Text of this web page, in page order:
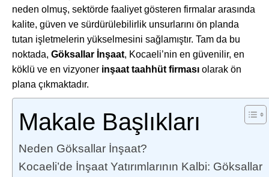
neden olmuş, sektörde faaliyet gösteren firmalar arasında
kalite, güven ve sürdürülebilirlik unsurlarını ön planda
tutan işletmelerin yükselmesini sağlamıştır. Tam da bu
noktada, Göksallar İnşaat, Kocaeli’nin en güvenilir, en
köklü ve en vizyoner inşaat taahhüt firması olarak ön
plana çıkmaktadır.
Makale Başlıkları
Neden Göksallar İnşaat?
Kocaeli’de İnşaat Yatırımlarının Kalbi: Göksallar